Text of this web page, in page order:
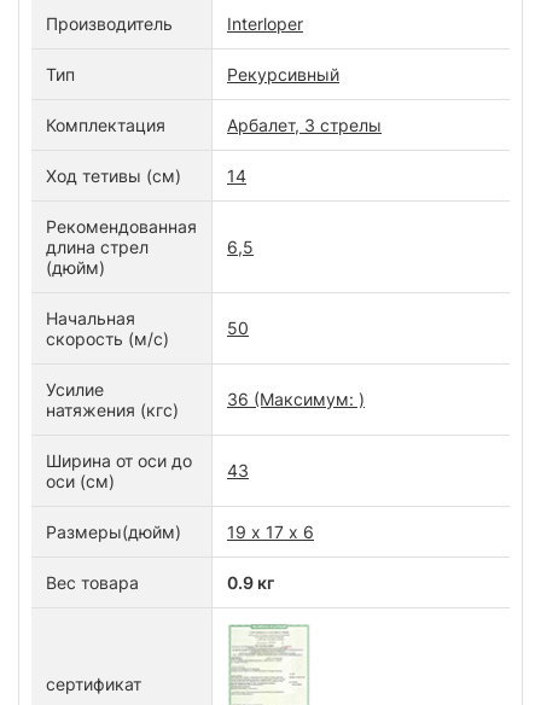
Производитель Interloper
Тип Рекурсивный
Комплектация Арбалет, 3 стрелы
Ход тетивы (см) 14
Рекомендованная
длина стрел
(дюйм)
6,5
Начальная
скорость (м/с)
50
Усилие
натяжения (кгс)
36 (Максимум: )
Ширина от оси до
оси (см)
43
Размеры(дюйм) 19 х 17 х 6
Вес товара 0.9 кг
сертификат